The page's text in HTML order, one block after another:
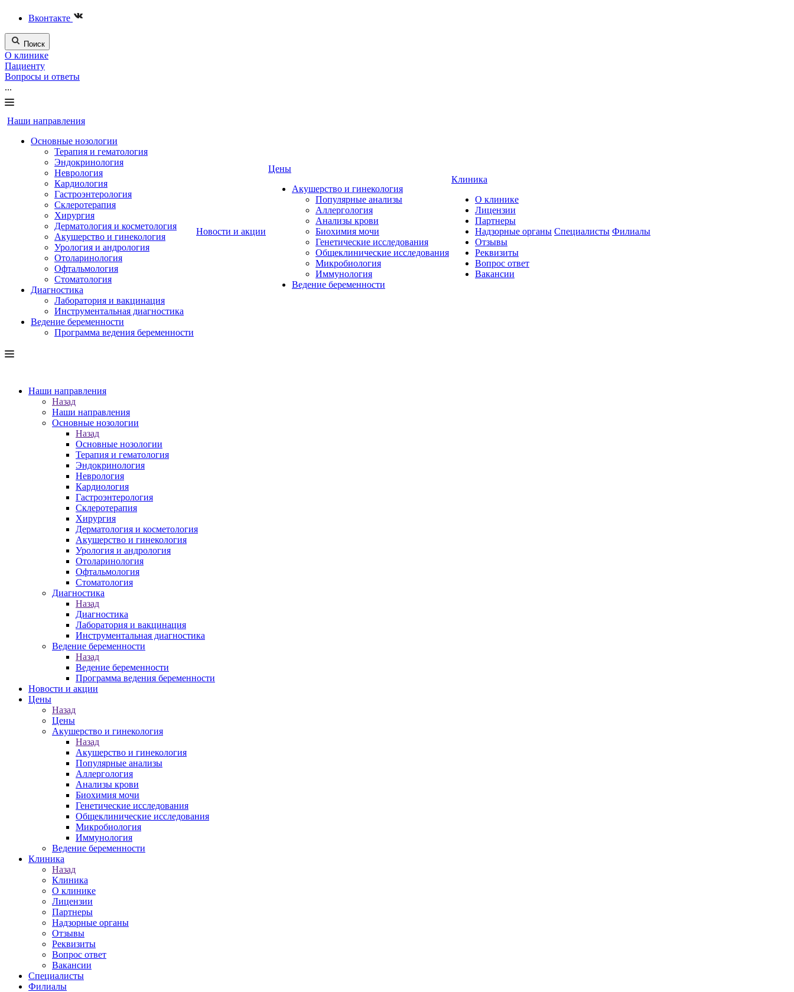
Вконтакте
Поиск
О клинике
Пациенту
Вопросы и ответы
...
Наши направления
Основные нозологии
Терапия и гематология
Эндокринология
Неврология
Кардиология
Гастроэнтерология
Склеротерапия
Хирургия
Дерматология и косметология
Акушерство и гинекология
Урология и андрология
Отоларинология
Офтальмология
Стоматология
Диагностика
Лаборатория и вакцинация
Инструментальная диагностика
Ведение беременности
Программа ведения беременности
Новости и акции
Цены
Акушерство и гинекология
Популярные анализы
Аллергология
Анализы крови
Биохимия мочи
Генетические исследования
Общеклинические исследования
Микробиология
Иммунология
Ведение беременности
Клиника
О клинике
Лицензии
Партнеры
Надзорные органы
Отзывы
Реквизиты
Вопрос ответ
Вакансии
Специалисты Филиалы
Наши направления
Назад
Наши направления
Основные нозологии
Назад
Основные нозологии
Терапия и гематология
Эндокринология
Неврология
Кардиология
Гастроэнтерология
Склеротерапия
Хирургия
Дерматология и косметология
Акушерство и гинекология
Урология и андрология
Отоларинология
Офтальмология
Стоматология
Диагностика
Назад
Диагностика
Лаборатория и вакцинация
Инструментальная диагностика
Ведение беременности
Назад
Ведение беременности
Программа ведения беременности
Новости и акции
Цены
Назад
Цены
Акушерство и гинекология
Назад
Акушерство и гинекология
Популярные анализы
Аллергология
Анализы крови
Биохимия мочи
Генетические исследования
Общеклинические исследования
Микробиология
Иммунология
Ведение беременности
Клиника
Назад
Клиника
О клинике
Лицензии
Партнеры
Надзорные органы
Отзывы
Реквизиты
Вопрос ответ
Вакансии
Специалисты
Филиалы